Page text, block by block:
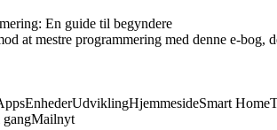
En guide til begyndere
at mestre programmering med denne e-
EnhederUdviklingHjemmesideSmart Home
Mailnyt